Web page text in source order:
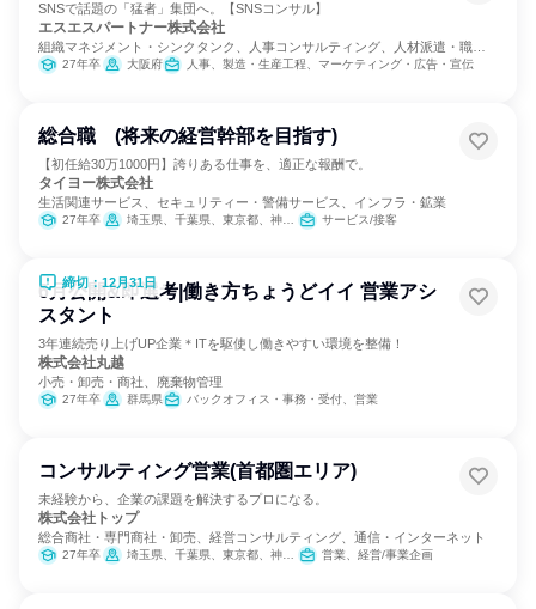
SNSで話題の「猛者」集団へ。【SNSコンサル】
エスエスパートナー株式会社
組織マネジメント・シンクタンク、人事コンサルティング、人材派遣・職業
紹介27年卒 大阪府 人事、製造・生産工程、マーケティング・広告・宣伝
総合職 (将来の経営幹部を目指す)
【初任給30万1000円】誇りある仕事を、適正な報酬で。
タイヨー株式会社
生活関連サービス、セキュリティー・警備サービス、インフラ・鉱業
27年卒 埼玉県、千葉県、東京都、神奈川県 サービス/接客
締切：12月31日
6月公開&即選考|働き方ちょうどイイ 営業アシ
スタント
3年連続売り上げUP企業＊ITを駆使し働きやすい環境を整備！
株式会社丸越
小売・卸売・商社、廃棄物管理
27年卒 群馬県 バックオフィス・事務・受付、営業
コンサルティング営業(首都圏エリア)
未経験から、企業の課題を解決するプロになる。
株式会社トップ
総合商社・専門商社・卸売、経営コンサルティング、通信・インターネット
27年卒 埼玉県、千葉県、東京都、神奈川県 営業、経営/事業企画